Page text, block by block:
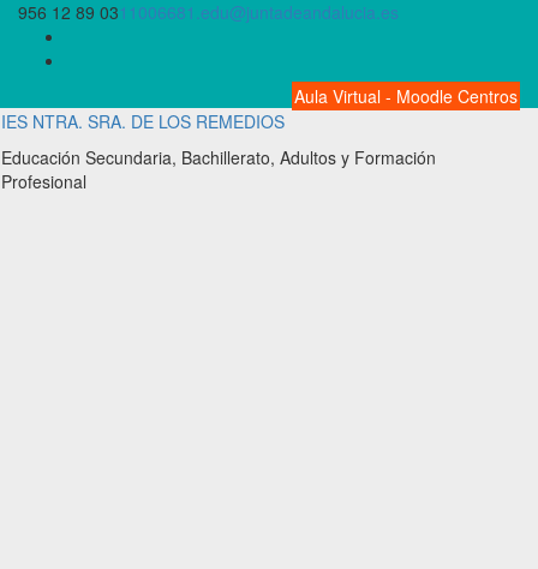
Saltar
contenido
956 12 89 0311006681.edu@juntadeandalucia.es
Aula Virtual - Moodle Centros
IES NTRA. SRA. DE LOS REMEDIOS
Educación Secundaria, Bachillerato, Adultos y Formación
Profesional